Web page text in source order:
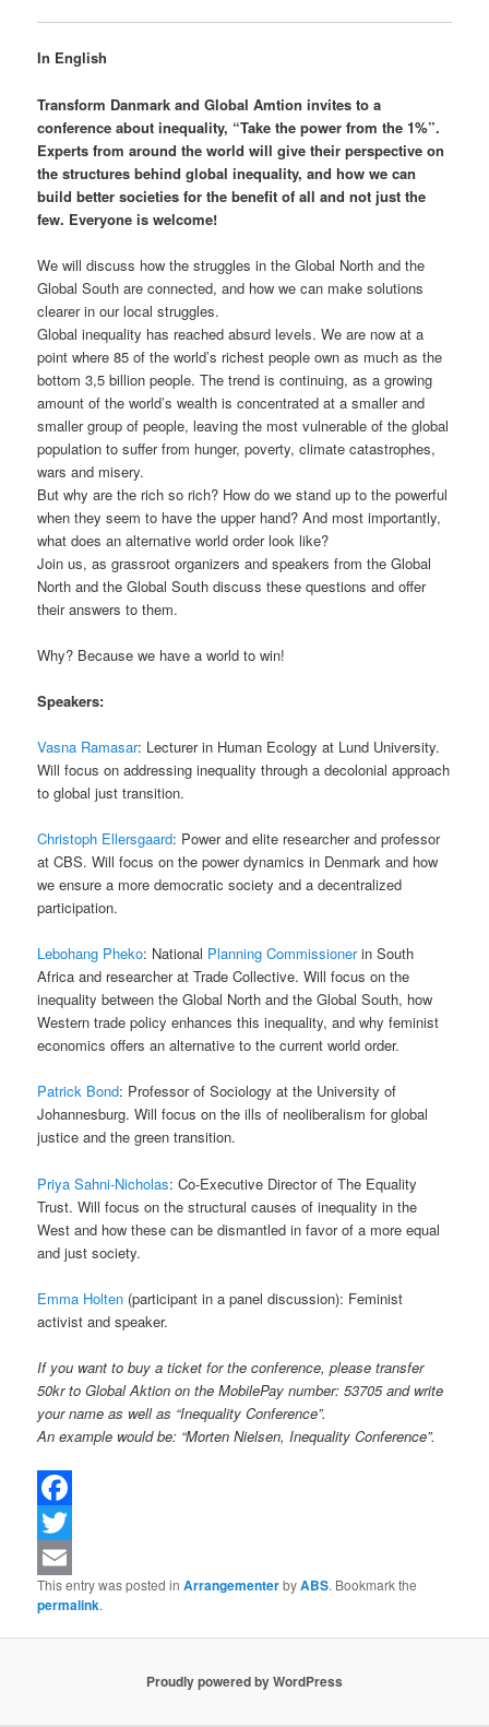
In English
Transform Danmark and Global Amtion invites to a
conference about inequality, “Take the power from the 1%”.
Experts from around the world will give their perspective on
the structures behind global inequality, and how we can
build better societies for the benefit of all and not just the
few. Everyone is welcome!
We will discuss how the struggles in the Global North and the
Global South are connected, and how we can make solutions
clearer in our local struggles.
Global inequality has reached absurd levels. We are now at a
point where 85 of the world’s richest people own as much as the
bottom 3,5 billion people. The trend is continuing, as a growing
amount of the world’s wealth is concentrated at a smaller and
smaller group of people, leaving the most vulnerable of the global
population to suffer from hunger, poverty, climate catastrophes,
wars and misery.
But why are the rich so rich? How do we stand up to the powerful
when they seem to have the upper hand? And most importantly,
what does an alternative world order look like?
Join us, as grassroot organizers and speakers from the Global
North and the Global South discuss these questions and offer
their answers to them.
Why? Because we have a world to win!
Speakers:
Vasna Ramasar: Lecturer in Human Ecology at Lund University.
Will focus on addressing inequality through a decolonial approach
to global just transition.
Christoph Ellersgaard: Power and elite researcher and professor
at CBS. Will focus on the power dynamics in Denmark and how
we ensure a more democratic society and a decentralized
participation.
Lebohang Pheko: National Planning Commissionerin South
Africa and researcher at Trade Collective. Will focus on the
inequality between the Global North and the Global South, how
Western trade policy enhances this inequality, and why feminist
economics offers an alternative to the current world order.
Patrick Bond: Professor of Sociology at the University of
Johannesburg. Will focus on the ills of neoliberalism for global
justice and the green transition.
Priya Sahni-Nicholas: Co-Executive Director of The Equality
Trust. Will focus on the structural causes of inequality in the
West and how these can be dismantled in favor of a more equal
and just society.
Emma Holten (participant in a panel discussion): Feminist
activist and speaker.
If you want to buy a ticket for the conference, please transfer
50kr to Global Aktion on the MobilePay number: 53705 and write
your name as well as “Inequality Conference”.
An example would be: “Morten Nielsen, Inequality Conference”.
Facebook
Twitter
Email
This entry was posted inArrangementerbyABS. Bookmark the
permalink.
Proudly powered by WordPress